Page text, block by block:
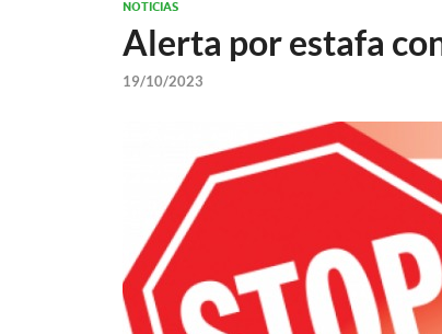
NOTICIAS
Alerta por estafa
19/10/2023